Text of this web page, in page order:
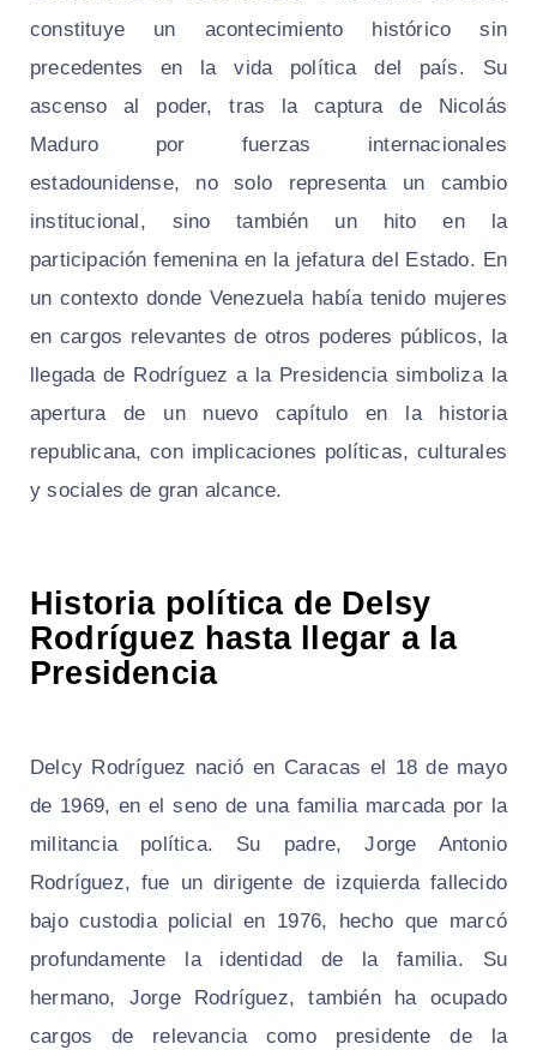
constituye un acontecimiento histórico sin
precedentes en la vida política del país. Su
ascenso al poder, tras la captura de Nicolás
Maduro por fuerzas internacionales
estadounidense, no solo representa un cambio
institucional, sino también un hito en la
participación femenina en la jefatura del Estado. En
un contexto donde Venezuela había tenido mujeres
en cargos relevantes de otros poderes públicos, la
llegada de Rodríguez a la Presidencia simboliza la
apertura de un nuevo capítulo en la historia
republicana, con implicaciones políticas, culturales
y sociales de gran alcance.
Historia política de Delsy
Rodríguez hasta llegar a la
Presidencia
Delcy Rodríguez nació en Caracas el 18 de mayo
de 1969, en el seno de una familia marcada por la
militancia política. Su padre, Jorge Antonio
Rodríguez, fue un dirigente de izquierda fallecido
bajo custodia policial en 1976, hecho que marcó
profundamente la identidad de la familia. Su
hermano, Jorge Rodríguez, también ha ocupado
cargos de relevancia como presidente de la